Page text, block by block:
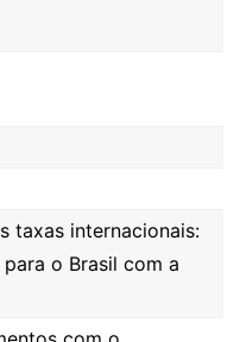
taxas internacionais:
o Brasil com a